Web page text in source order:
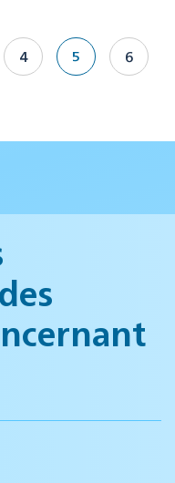
4 5 6